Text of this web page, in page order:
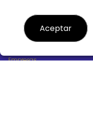
¿Quiénes somos?
Comprar lotería
Resultados
Empresas
Aceptar